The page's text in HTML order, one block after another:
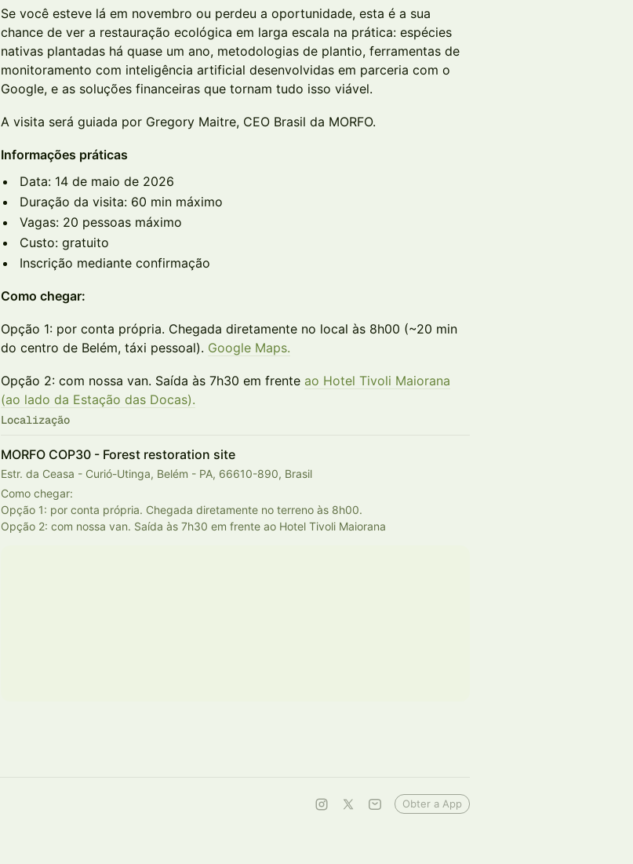
Se você esteve lá em novembro ou perdeu a oportunidade, esta é a sua
chance de ver a restauração ecológica em larga escala na prática: espécies
nativas plantadas há quase um ano, metodologias de plantio, ferramentas de
monitoramento com inteligência artificial desenvolvidas em parceria com o
Google, e as soluções financeiras que tornam tudo isso viável.
A visita será guiada por Gregory Maitre, CEO Brasil da MORFO.
Informações práticas
Data: 14 de maio de 2026
Duração da visita: 60 min máximo
Vagas: 20 pessoas máximo
Custo: gratuito
Inscrição mediante confirmação
Como chegar:
Opção 1: por conta própria. Chegada diretamente no local às 8h00 (~20 min
do centro de Belém, táxi pessoal). Google Maps.
Opção 2: com nossa van. Saída às 7h30 em frente ao Hotel Tivoli Maiorana
(ao lado da Estação das Docas).
Localização
MORFO COP30 - Forest restoration site
Estr. da Ceasa - Curió-Utinga, Belém - PA, 66610-890, Brasil
Como chegar:
Opção 1: por conta própria. Chegada diretamente no terreno às 8h00.
Opção 2: com nossa van. Saída às 7h30 em frente ao Hotel Tivoli Maiorana
Obter a App